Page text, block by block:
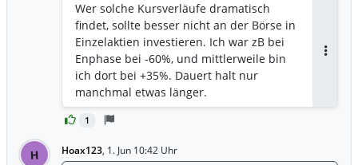
1
Wer solche Kursverläufe dramatisch
findet, sollte besser nicht an der Börse in
Einzelaktien investieren. Ich war zB bei
Enphase bei -60%, und mittlerweile bin
ich dort bei +35%. Dauert halt nur
manchmal etwas länger.
H Hoax123, 1. Jun 10:42 Uhr